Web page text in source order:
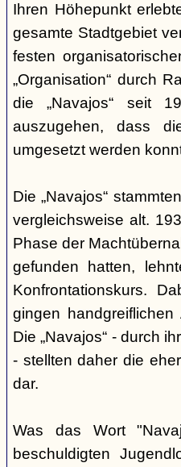
Ihren Höhepunkt
gesamte Stadtgebiet
festen
„Organisation“ durch
die „Navajos“ seit
auszugehen, dass
umgesetzt werden
Die „Navajos“
vergleichsweise alt.
Phase der
gefunden hatten,
Konfrontationskurs.
gingen
Die „Navajos“ - durch
- stellten daher die
dar.
Was das Wort
beschuldigten